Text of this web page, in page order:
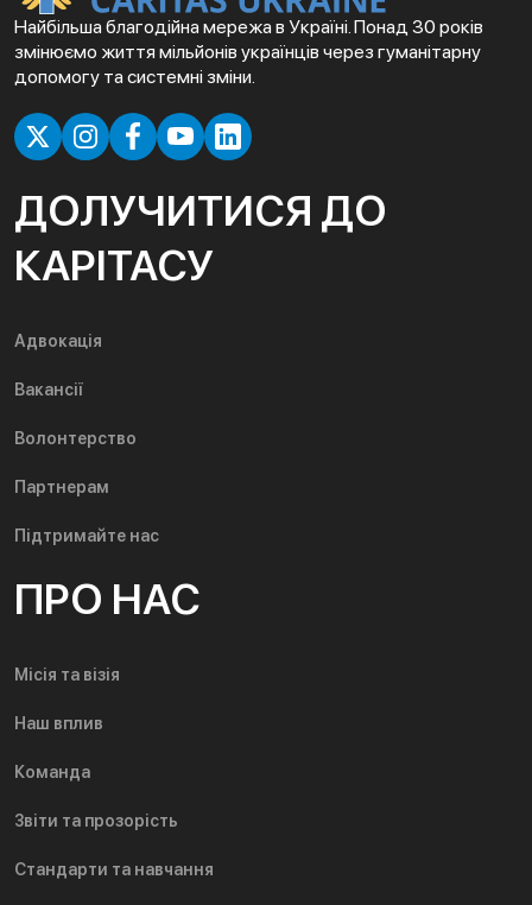
Найбільша благодійна мережа в Україні. Понад 30 років
змінюємо життя мільйонів українців через гуманітарну
допомогу та системні зміни.
ДОЛУЧИТИСЯ ДО
КАРІТАСУ
Адвокація
Вакансії
Волонтерство
Партнерам
Підтримайте нас
ПРО НАС
Місія та візія
Наш вплив
Команда
Звіти та прозорість
Стандарти та навчання